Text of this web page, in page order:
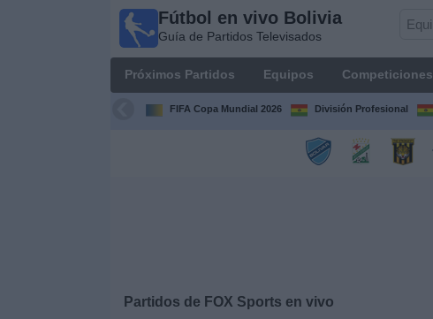
Fútbol en vivo Bolivia
Guía de Partidos Televisados
Próximos Partidos Equipos Competiciones
FIFA Copa Mundial 2026 División Profesional
Partidos de FOX Sports en vivo